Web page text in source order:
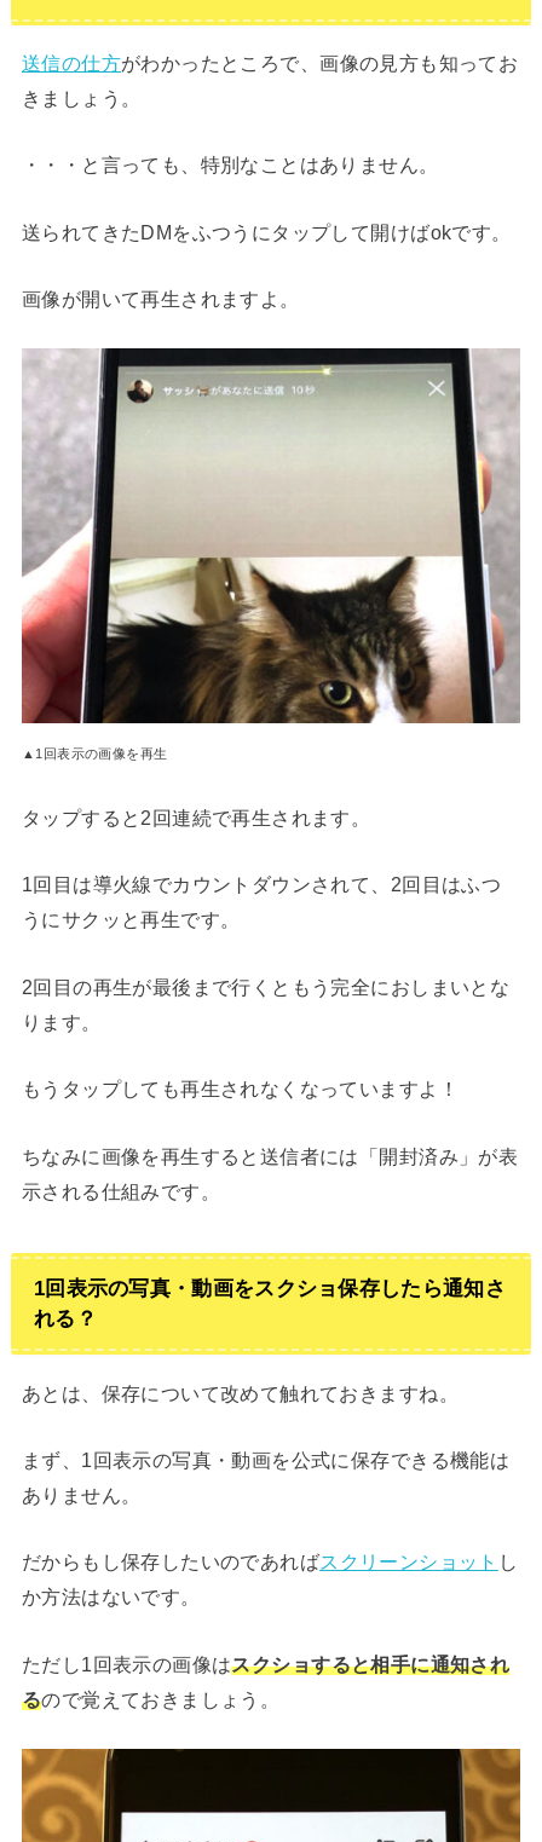
送信の仕方がわかったところで、画像の見方も知ってお
きましょう。
・・・と言っても、特別なことはありません。
送られてきたDMをふつうにタップして開けばokです。
画像が開いて再生されますよ。
▲1回表示の画像を再生
タップすると2回連続で再生されます。
1回目は導火線でカウントダウンされて、2回目はふつ
うにサクッと再生です。
2回目の再生が最後まで行くともう完全におしまいとな
ります。
もうタップしても再生されなくなっていますよ！
ちなみに画像を再生すると送信者には「開封済み」が表
示される仕組みです。
1回表示の写真・動画をスクショ保存したら通知さ
れる？
あとは、保存について改めて触れておきますね。
まず、1回表示の写真・動画を公式に保存できる機能は
ありません。
だからもし保存したいのであればスクリーンショット し
か方法はないです。
ただし1回表示の画像はスクショすると相手に通知され
るので覚えておきましょう。